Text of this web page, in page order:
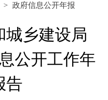
> 政府信息公开年报
城乡建设局
公开工作年
告